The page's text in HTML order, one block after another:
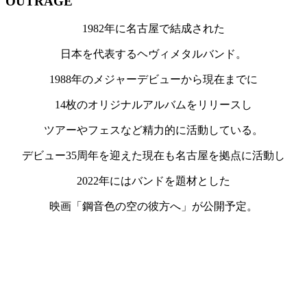
1982年に名古屋で結成された
日本を代表するヘヴィメタルバンド。
1988年のメジャーデビューから現在までに
14枚のオリジナルアルバムをリリースし
ツアーやフェスなど精力的に活動している。
デビュー35周年を迎えた現在も名古屋を拠点に活動し
2022年にはバンドを題材とした
映画「鋼音色の空の彼方へ」が公開予定。